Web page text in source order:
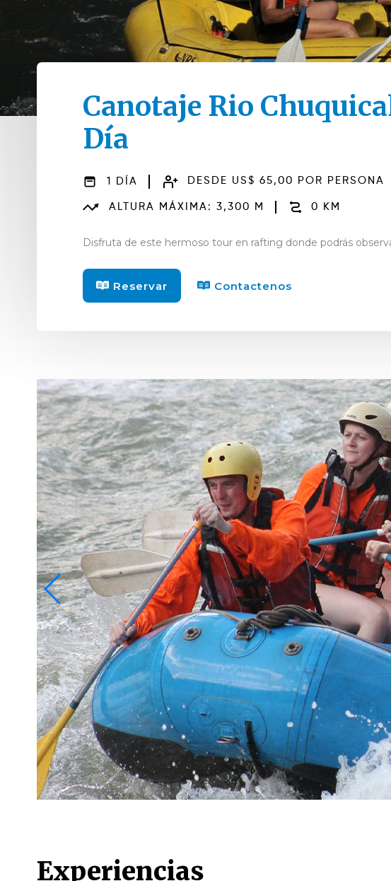
Canotaje Rio
Día
1 DÍA DESDE US$ 65,00 POR PERSONA
ALTURA MÁXIMA: 3,300 M 0 KM
Disfruta de este hermoso tour en rafting donde podrás
Reservar Contactenos
Experiencias